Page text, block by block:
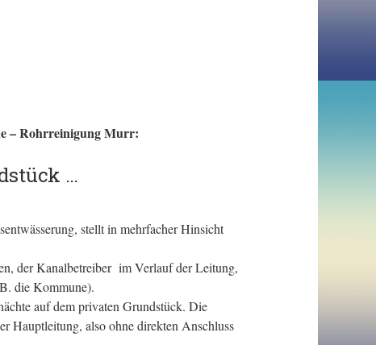
– Rohrreinigung Murr:
…
stellt in mehrfacher Hinsicht
der Kanalbetreiber im Verlauf der Leitung,
die Kommune).
auf dem privaten Grundstück. Die
Hauptleitung, also ohne direkten Anschluss